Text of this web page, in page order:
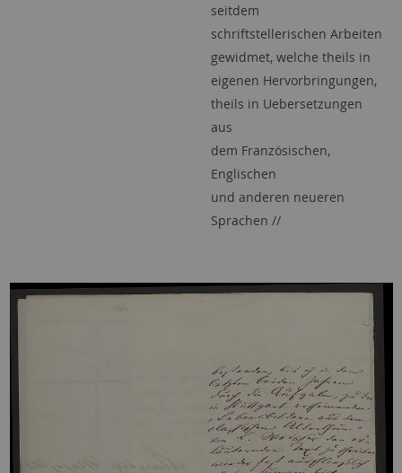
seitdem
schriftstellerischen Arbeiten
gewidmet, welche theils in
eigenen Hervorbringungen,
theils in Uebersetzungen
aus
dem Französischen,
Englischen
und anderen neueren
Sprachen //